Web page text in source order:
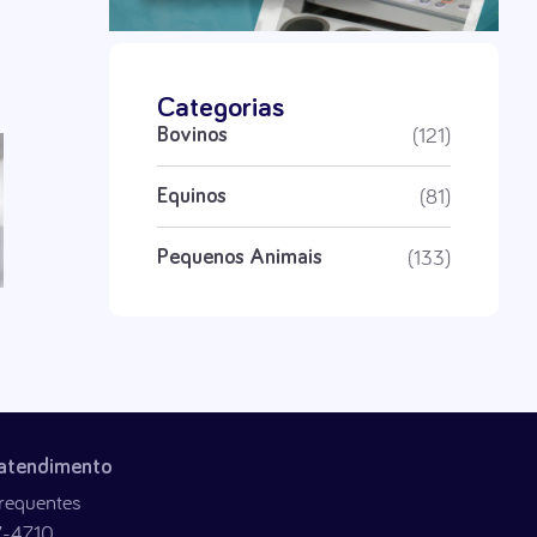
Categorias
Bovinos (121)
Equinos (81)
Pequenos Animais (133)